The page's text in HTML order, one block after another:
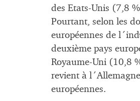
des Etats-Unis (7,8
Pourtant, selon les
européennes de
deuxième pays
Royaume-Uni (10,8
revient à
européennes.